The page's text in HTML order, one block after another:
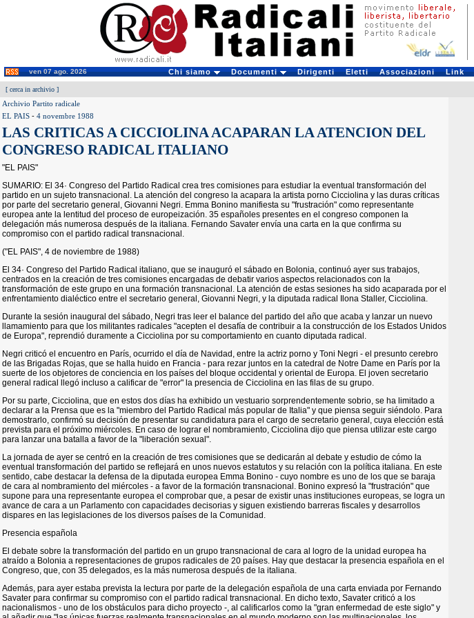
ven 07 ago. 2026 Chi siamo Documenti Dirigenti Eletti Associazioni Link
[ cerca in archivio ]
Archivio Partito radicale
EL PAIS - 4 novembre 1988
LAS CRITICAS A CICCIOLINA ACAPARAN LA ATENCION DEL
CONGRESO RADICAL ITALIANO
"EL PAIS"
SUMARIO: El 34· Congreso del Partido Radical crea tres comisiones para estudiar la eventual transformación del
partido en un sujeto transnacional. La atención del congreso la acapara la artista porno Cicciolina y las duras críticas
por parte del secretario general, Giovanni Negri. Emma Bonino manifiesta su "frustración" como representante
europea ante la lentitud del proceso de europeización. 35 españoles presentes en el congreso componen la
delegación más numerosa después de la italiana. Fernando Savater envía una carta en la que confirma su
compromiso con el partido radical transnacional.
("EL PAIS", 4 de noviembre de 1988)
El 34· Congreso del Partido Radical italiano, que se inauguró el sábado en Bolonia, continuó ayer sus trabajos,
centrados en la creación de tres comisiones encargadas de debatir varios aspectos relacionados con la
transformación de este grupo en una formación transnacional. La atención de estas sesiones ha sido acaparada por el
enfrentamiento dialéctico entre el secretario general, Giovanni Negri, y la diputada radical Ilona Staller, Cicciolina.
Durante la sesión inaugural del sábado, Negri tras leer el balance del partido del año que acaba y lanzar un nuevo
llamamiento para que los militantes radicales "acepten el desafía de contribuir a la construcción de los Estados Unidos
de Europa", reprendió duramente a Cicciolina por su comportamiento en cuanto diputada radical.
Negri criticó el encuentro en París, ocurrido el día de Navidad, entre la actriz porno y Toni Negri - el presunto cerebro
de las Brigadas Rojas, que se halla huido en Francia - para rezar juntos en la catedral de Notre Dame en París por la
suerte de los objetores de conciencia en los países del bloque occidental y oriental de Europa. El joven secretario
general radical llegó incluso a calificar de "error" la presencia de Cicciolina en las filas de su grupo.
Por su parte, Cicciolina, que en estos dos días ha exhibido un vestuario sorprendentemente sobrio, se ha limitado a
declarar a la Prensa que es la "miembro del Partido Radical más popular de Italia" y que piensa seguir siéndolo. Para
demostrarlo, confirmó su decisión de presentar su candidatura para el cargo de secretario general, cuya elección está
prevista para el próximo miércoles. En caso de lograr el nombramiento, Cicciolina dijo que piensa utilizar este cargo
para lanzar una batalla a favor de la "liberación sexual".
La jornada de ayer se centró en la creación de tres comisiones que se dedicarán al debate y estudio de cómo la
eventual transformación del partido se reflejará en unos nuevos estatutos y su relación con la política italiana. En este
sentido, cabe destacar la defensa de la diputada europea Emma Bonino - cuyo nombre es uno de los que se baraja
de cara al nombramiento del miércoles - a favor de la formación transnacional. Bonino expresó la "frustración" que
supone para una representante europea el comprobar que, a pesar de existir unas instituciones europeas, se logra un
avance de cara a un Parlamento con capacidades decisorias y siguen existiendo barreras fiscales y desarrollos
dispares en las legislaciones de los diversos países de la Comunidad.
Presencia española
El debate sobre la transformación del partido en un grupo transnacional de cara al logro de la unidad europea ha
atraído a Bolonia a representaciones de grupos radicales de 20 países. Hay que destacar la presencia española en el
Congreso, que, con 35 delegados, es la más numerosa después de la italiana.
Además, para ayer estaba prevista la lectura por parte de la delegación española de una carta enviada por Fernando
Savater para confirmar su compromiso con el partido radical transnacional. En dicho texto, Savater criticó a los
nacionalismos - uno de los obstáculos para dicho proyecto -, al calificarlos como la "gran enfermedad de este siglo" y